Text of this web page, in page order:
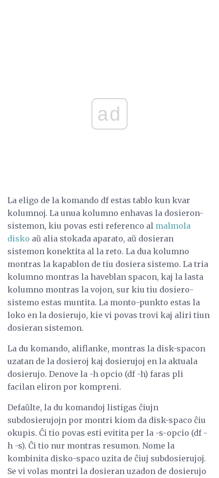
ad
La eligo de la komando df estas tablo kun kvar
kolumnoj. La unua kolumno enhavas la dosieron-
sistemon, kiu povas esti referenco al malmola
disko aŭ alia stokada aparato, aŭ dosieran
sistemon konektita al la reto. La dua kolumno
montras la kapablon de tiu dosiera sistemo. La tria
kolumno montras la haveblan spacon, kaj la lasta
kolumno montras la vojon, sur kiu tiu dosiero-
sistemo estas muntita. La monto-punkto estas la
loko en la dosierujo, kie vi povas trovi kaj aliri tiun
dosieran sistemon.
La du komando, aliflanke, montras la disk-spacon
uzatan de la dosieroj kaj dosierujoj en la aktuala
dosierujo. Denove la -h opcio (df -h) faras pli
facilan eliron por kompreni.
Defaŭlte, la du komandoj listigas ĉiujn
subdosierujojn por montri kiom da disk-spaco ĉiu
okupis. Ĉi tio povas esti evitita per la -s-opcio (df -
h -s). Ĉi tio nur montras resumon. Nome la
kombinita disko-spaco uzita de ĉiuj subdosierujoj.
Se vi volas montri la dosieran uzadon de dosierujo